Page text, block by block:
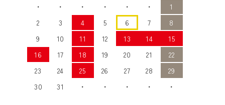
・
・ ・ ・ ・ ・
1
2
3 4 5 6 7
8
9
10 11 12 13 14
15
16
17 18 19 20 21
22
23
24 25 26 27 28
29
30
31 ・ ・ ・ ・ ・